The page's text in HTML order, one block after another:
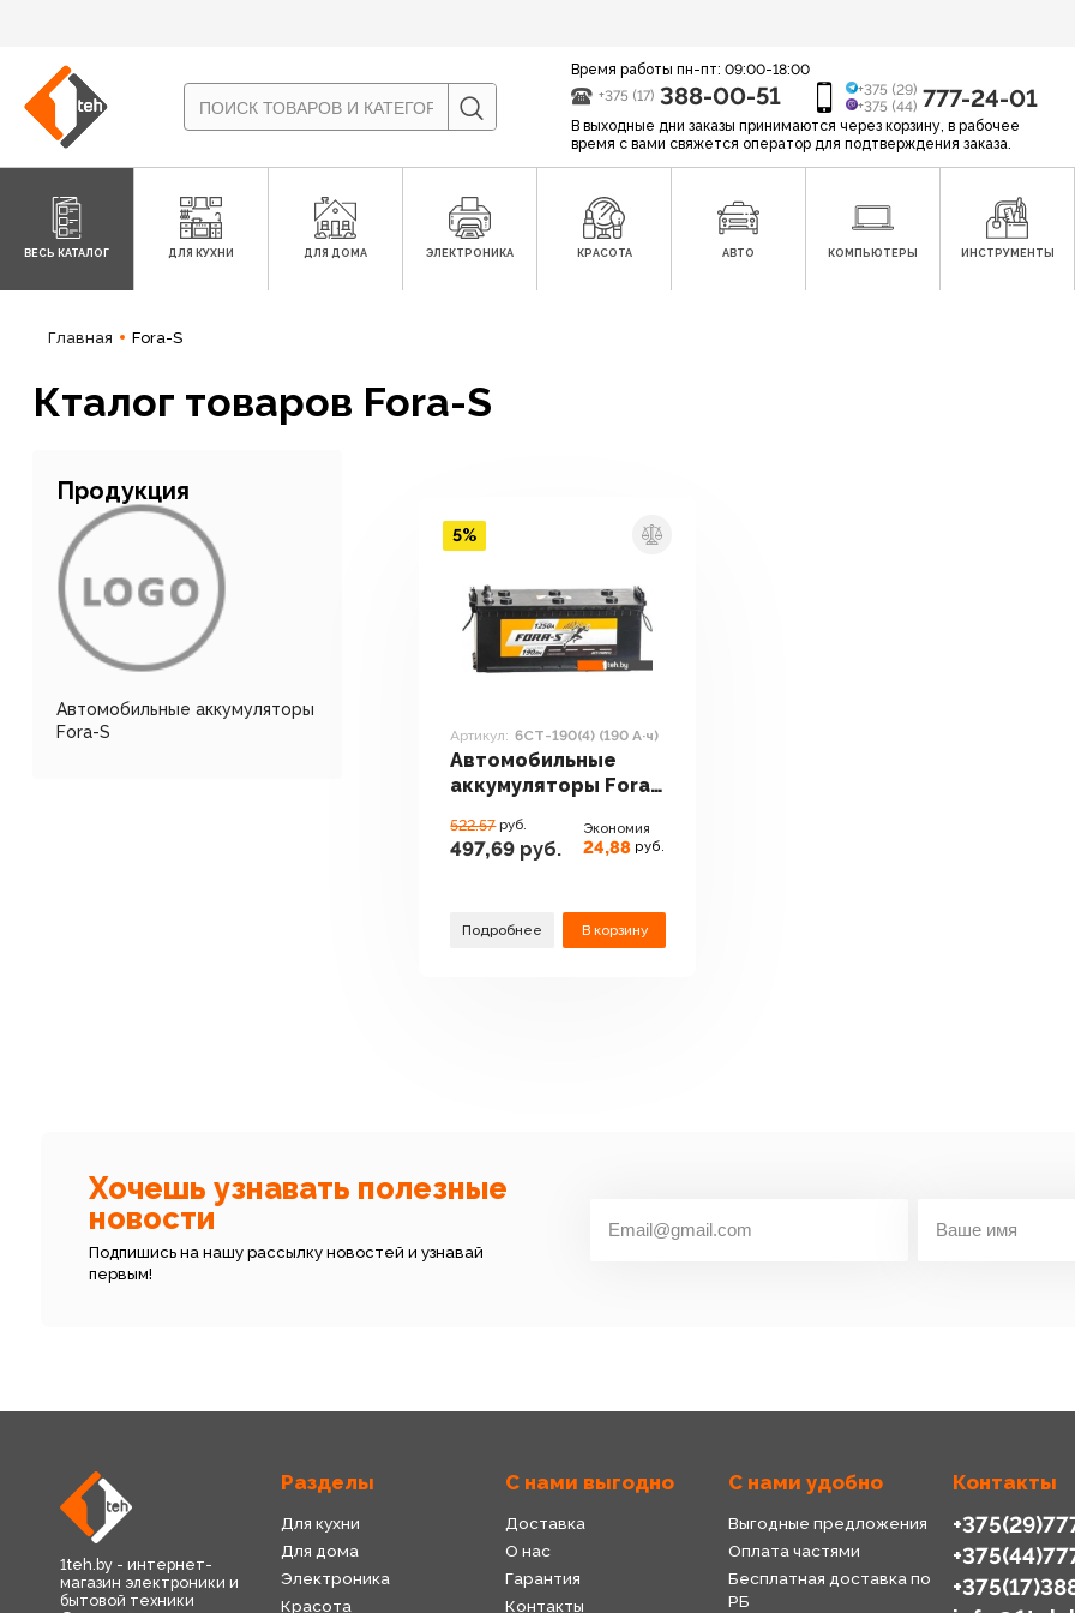
Время работы пн-пт: 09:00-18:00
+375 (17) 388-00-51
+375 (29)
+375 (44) 777-24-01
В выходные дни заказы принимаются через корзину, в рабочее
время с вами свяжется оператор для подтверждения заказа.
ВЕСЬ КАТАЛОГ ДЛЯ КУХНИ ДЛЯ ДОМА ЭЛЕКТРОНИКА КРАСОТА АВТО КОМПЬЮТЕРЫ ИНСТРУМЕНТЫ
Главная Fora-S
Кталог товаров Fora-S
Продукция
Автомобильные аккумуляторы
Fora-S
Артикул: 6СТ-190(4) (190 А·ч)
Автомобильные
аккумуляторы Fora-
А·ч)
522.57 руб.
497,69 руб.
Экономия
24,88 руб.
Подробнее В корзину
5%
Хочешь узнавать полезные
новости
Подпишись на нашу рассылку новостей и узнавай
первым!
1teh.by - интернет-
магазин электроники и
бытовой техники
Разделы
Для кухни
Для дома
Электроника
Красота
С нами выгодно
Доставка
О нас
Гарантия
Контакты
С нами удобно
Выгодные предложения
Оплата частями
Бесплатная доставка по
РБ
Контакты